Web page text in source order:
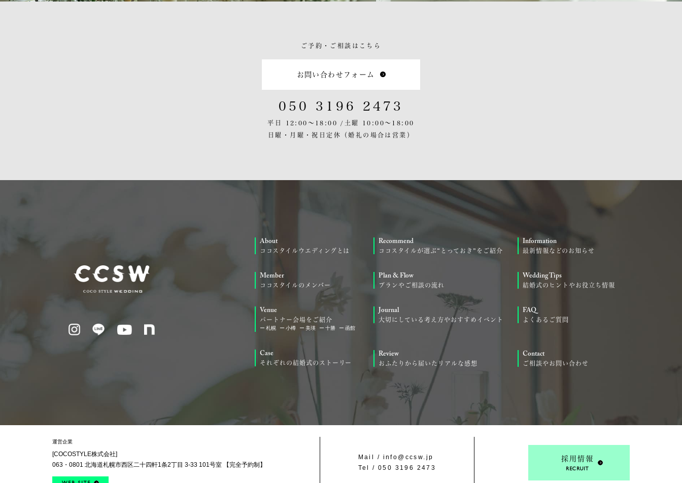
ご予約・ご相談はこちら
お問い合わせフォーム
050 3196 2473
平日 12:00〜18:00 / 土曜 10:00〜18:00
日曜・月曜・祝日定休
（婚礼の場合は営業）
About
ココスタイルウエディングとは
Member
ココスタイルのメンバー
Venue
パートナー会場をご紹介
札幌 小樽 美瑛 十勝 函館
Case
それぞれの結婚式のストーリー
Recommend
ココスタイルが選ぶ“とっておき”をご紹介
Plan & Flow
プランやご相談の流れ
Journal
大切にしている考え方やおすすめイベント
Review
おふたりから届いたリアルな感想
Information
最新情報などのお知らせ
Wedding Tips
結婚式のヒントやお役立ち情報
FAQ
よくあるご質問
Contact
ご相談やお問い合わせ
運営企業
[COCOSTYLE株式会社]
063・0801 北海道札幌市西区二十四軒1条2丁目 3-33 101号室 【完全予約制】
Mail / info@ccsw.jp
Tel /050 3196 2473
採用情報
RECRUIT